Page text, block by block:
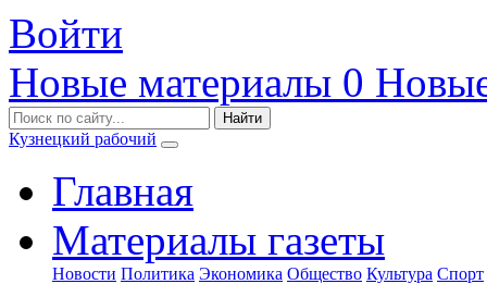
Войти
Новые материалы 0
Кузнецкий рабочий
Главная
Материалы газеты
Новости Политика Экономика Общество Культура Спорт